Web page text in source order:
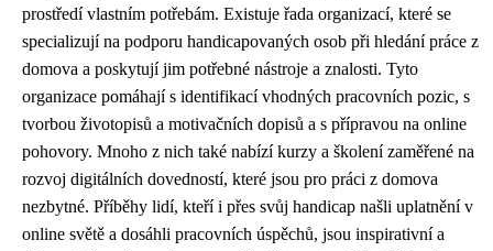
prostředí vlastním potřebám. Existuje řada organizací, které se
specializují na podporu handicapovaných osob při hledání práce z
domova a poskytují jim potřebné nástroje a znalosti. Tyto
organizace pomáhají s identifikací vhodných pracovních pozic, s
tvorbou životopisů a motivačních dopisů a s přípravou na online
pohovory. Mnoho z nich také nabízí kurzy a školení zaměřené na
rozvoj digitálních dovedností, které jsou pro práci z domova
nezbytné. Příběhy lidí, kteří i přes svůj handicap našli uplatnění v
online světě a dosáhli pracovních úspěchů, jsou inspirativní a